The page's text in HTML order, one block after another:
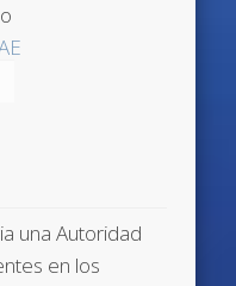
una Autoridad
en los